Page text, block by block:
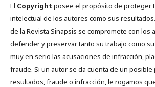
El Copyright posee el propósito de proteger
intelectual de los autores como sus
de la Revista Sinapsis se compromete con los
defender y preservar tanto su trabajo como
muy en serio las acusaciones de infracción,
fraude. Si un autor se da cuenta de un posible
resultados, fraude o infracción, le rogamos